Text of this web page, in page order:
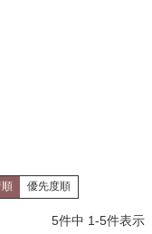
順 優先度順
5件中 1-5件表示